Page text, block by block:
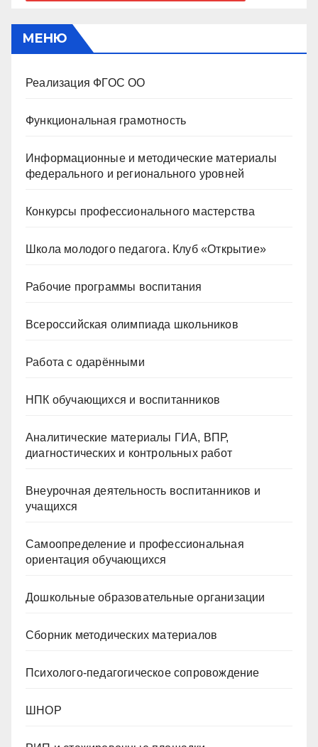
МЕНЮ
Реализация ФГОС ОО
Функциональная грамотность
Информационные и методические материалы
федерального и регионального уровней
Конкурсы профессионального мастерства
Школа молодого педагога. Клуб «Открытие»
Рабочие программы воспитания
Всероссийская олимпиада школьников
Работа с одарёнными
НПК обучающихся и воспитанников
Аналитические материалы ГИА, ВПР,
диагностических и контрольных работ
Внеурочная деятельность воспитанников и
учащихся
Самоопределение и профессиональная
ориентация обучающихся
Дошкольные образовательные организации
Сборник методических материалов
Психолого-педагогическое сопровождение
ШНОР